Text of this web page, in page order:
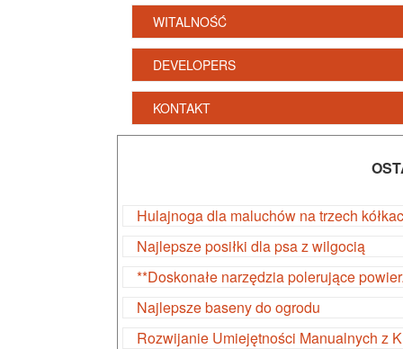
WITALNOŚĆ
DEVELOPERS
KONTAKT
Hulajnoga dla maluchów na trzech
Najlepsze posiłki dla psa z wilgocią
**Doskonałe narzędzia polerujące
Najlepsze baseny do ogrodu
Rozwijanie Umiejętności Manualnych z